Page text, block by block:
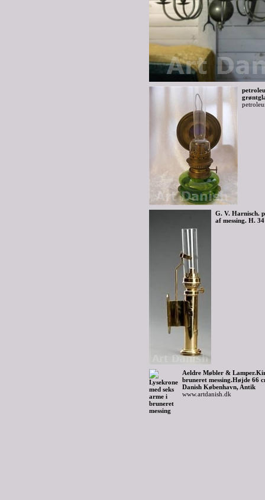
G. V. Harnisch.
af messing. H.
Aeldre Møbler &
bruneret messing.Højde 66
Danish København, Antik
www.artdanish.dk